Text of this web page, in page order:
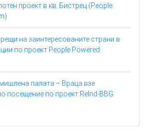
проект в кв. Бистрец (People
на заинтересованите страни в
по проект People Powered
палата – Враца взе
посещение по проект ReInd-BBG